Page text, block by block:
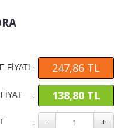
FİYATI : 247,86 TL
: 138,80 TL
: